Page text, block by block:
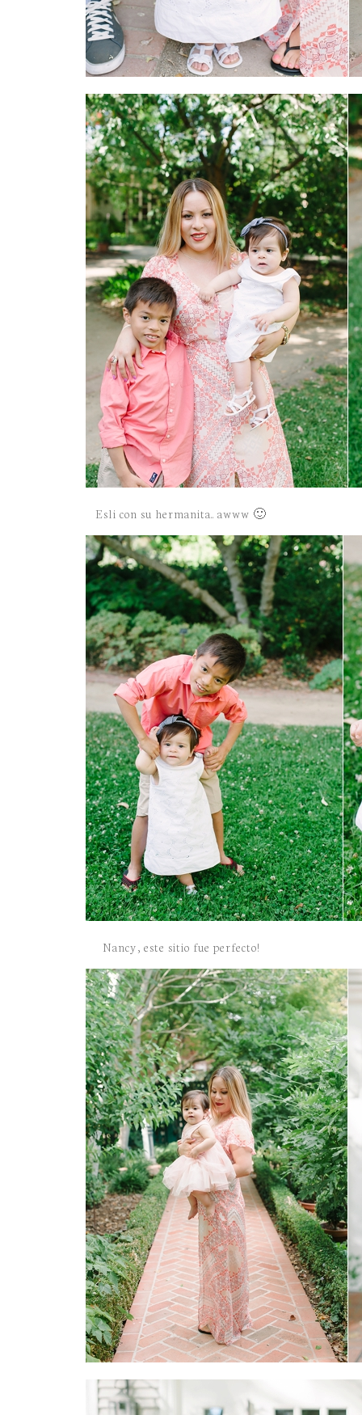
Esli con su hermanita.. awww 🙂
Nancy, este sitio fue perfecto!